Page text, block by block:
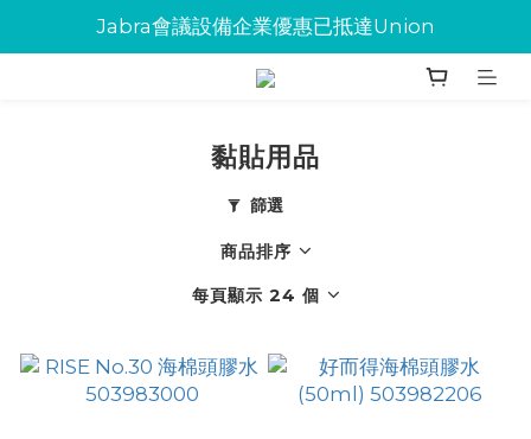
Jabra會議設備企業優惠已抵達Union
Jabra會議設備企業優惠已抵達Union
環保碳粉歡迎大量下單
黏貼用品
篩選
商品排序
每頁顯示 24 個